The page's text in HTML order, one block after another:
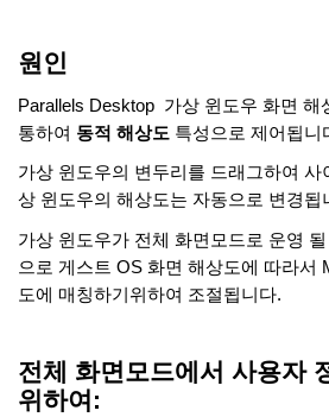
원인
Parallels Desktop 가상 윈도우 화면 해
통하여 동적 해상도 특성으로 제어됩니
가상 윈도우의 변두리를 드래그하여
상 윈도우의 해상도는 자동으로 변경됩
가상 윈도우가 전체 화면모드로 운영
으로 게스트 OS 화면 해상도에 따라서
도에 매칭하기위하여 조절됩니다.
전체 화면모드에서 사용자
위하여 :